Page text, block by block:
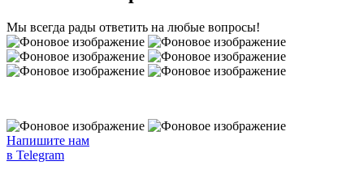
Мы всегда рады ответить на любые вопросы!
Напишите нам
в Telegram